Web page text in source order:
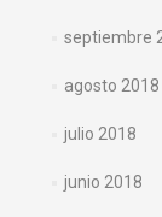
septiembre
agosto 2018
julio 2018
junio 2018